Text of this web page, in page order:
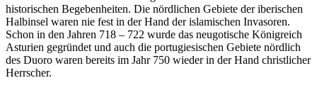
historischen Begebenheiten. Die nördlichen Gebiete der iberischen
Halbinsel waren nie fest in der Hand der islamischen Invasoren.
Schon in den Jahren 718 – 722 wurde das neugotische Königreich
Asturien gegründet und auch die portugiesischen Gebiete nördlich
des Duoro waren bereits im Jahr 750 wieder in der Hand christlicher
Herrscher.